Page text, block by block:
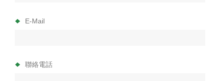
E-Mail
聯絡電話